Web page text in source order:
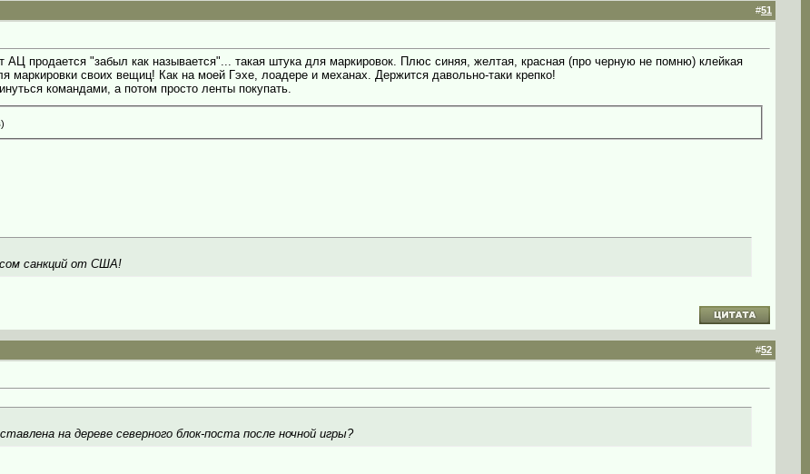
#51
продается "забыл как называется"... такая штука для маркировок. Плюс синяя, желтая, красная (про черную не помню) клейкая
маркировки своих вещиц! Как на моей Гэхе, лоадере и механах. Держится давольно-таки крепко!
командами, а потом просто ленты покупать.
санкций от США!
#52
на дереве северного блок-поста после ночной игры?